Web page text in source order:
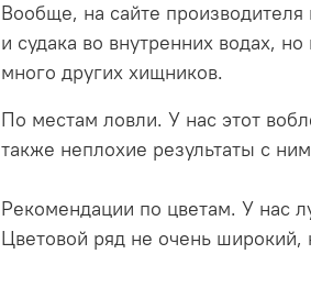
Вообще, на сайте производителя
и судака во внутренних водах,
много других хищников.
По местам ловли. У нас этот
также неплохие результаты с
Рекомендации по цветам. У нас
Цветовой ряд не очень широкий,